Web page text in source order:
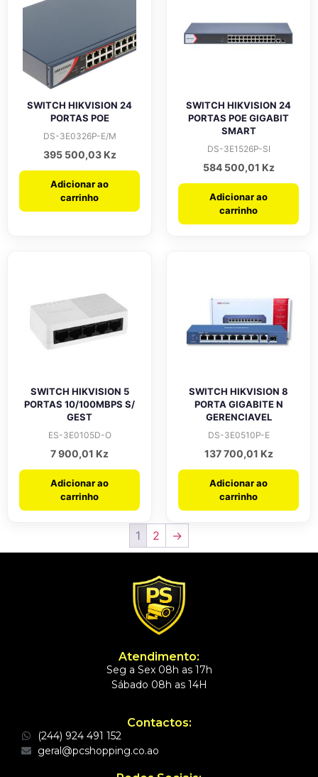
SWITCH HIKVISION 24
PORTAS POE
DS-3E0326P-E/M
395 500,03 Kz
Adicionar ao
carrinho
SWITCH HIKVISION 24
PORTAS POE GIGABIT
SMART
DS-3E1526P-SI
584 500,01 Kz
Adicionar ao
carrinho
SWITCH HIKVISION 5
PORTAS 10/100MBPS S/
GEST
ES-3E0105D-O
7 900,01 Kz
Adicionar ao
carrinho
SWITCH HIKVISION 8
PORTA GIGABITE N
GERENCIAVEL
DS-3E0510P-E
137 700,01 Kz
Adicionar ao
carrinho
1 2 →
Atendimento:
Seg a Sex 08h as 17h
Sábado 08h as 14H
Contactos:
(244) 924 491 152
geral@pcshopping.co.ao